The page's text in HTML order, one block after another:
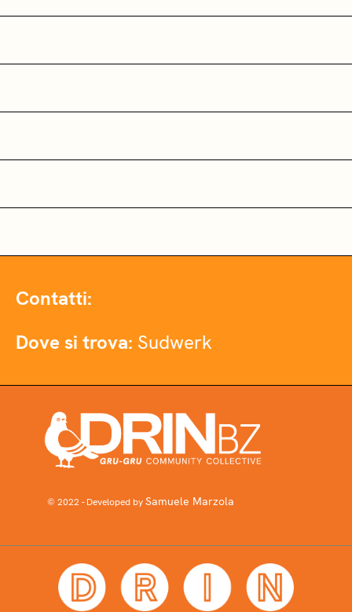
Contatti:
Dove si trova: Sudwerk
© 2022 - Developed bySamuele Marzola